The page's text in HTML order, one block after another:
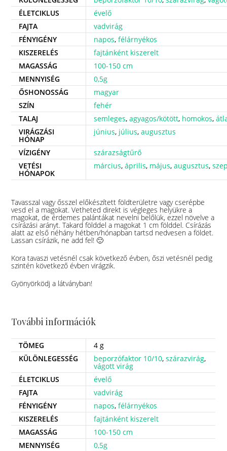
ÉLETCIKLUS
évelő
FAJTA
vadvirág
FÉNYIGÉNY
napos,félárnyékos
KISZERELÉS
fajtánként kiszerelt
MAGASSÁG
100-150 cm
MENNYISÉG
0,5g
ŐSHONOSSÁG
magyar
SZÍN
fehér
TALAJ
semleges,agyagos/kötött, homokos,
VIRÁGZÁSI
HÓNAP
június, július,augusztus
VÍZIGÉNY
szárazságtűrő
VETÉSI
HÓNAPOK
március,április, május,augusztus,
Tavasszal vagy ősszel előkészített földterületre vagy cserépbe
vesd el a magokat. Vetheted direkt is végleges helyükre a
magokat, de érdemes palántákat nevelni belőlük, ezzel növelve a
csírázási arányt. Takard földdel a magokat 1 cm földdel. Csírázás
alatt az első néhány hétben/hónapban tartsd nedvesen a földet.
Lassan csírázik, ne add fel! 🙂
Kora tavaszi vetésnél csak következő évben, őszi vetésnél pedig
szintén következő évben virágzik.
Gyönyörködj a látványban!
További információk
TÖMEG
4 g
KÜLÖNLEGESSÉG
beporzófaktor 10/10,szárazvirág,
vágott virág
ÉLETCIKLUS
évelő
FAJTA
vadvirág
FÉNYIGÉNY
napos,félárnyékos
KISZERELÉS
fajtánként kiszerelt
MAGASSÁG
100-150 cm
MENNYISÉG
0,5g